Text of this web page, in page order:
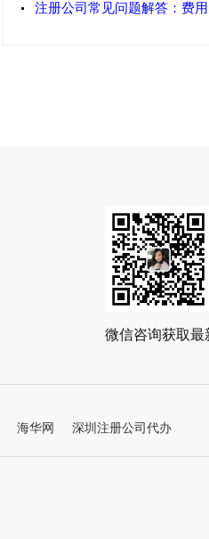
注册公司常见问题解答：费用、
微信咨询获取最
海华网
深圳注册公司代办